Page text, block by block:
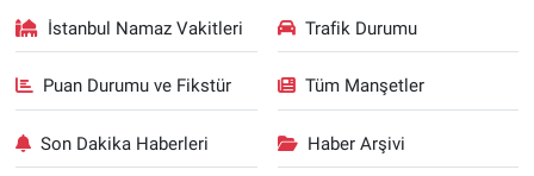
İstanbul Namaz Vakitleri Trafik Durumu
Puan Durumu ve Fikstür Tüm Manşetler
Son Dakika Haberleri Haber Arşivi